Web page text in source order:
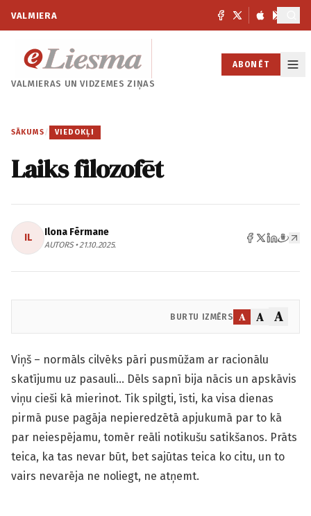
VALMIERA
VALMIERAS UNVIDZEMES ZIŅAS
ABONĒT
SĀKUMS / VIEDOKĻI
Laiks filozofēt
IL Ilona Fērmane
AUTORS • 21.10.2025.
BURTU IZMĒRS A A A
Viņš – normāls cilvēks pāri pusmūžam ar racionālu
skatījumu uz pasauli… Dēls sapnī bija nācis un apskāvis
viņu cieši kā mierinot. Tik spilgti, īsti, ka visa dienas
pirmā puse pagāja nepieredzētā apjukumā par to kā
par neiespējamu, tomēr reāli notikušu satikšanos. Prāts
teica, ka tas nevar būt, bet sajūtas teica ko citu, un to
vairs nevarēja ne noliegt, ne atņemt.